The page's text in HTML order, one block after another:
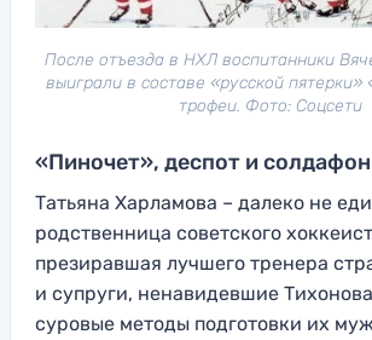
После отъезда в НХЛ воспитанники
выиграли в составе «русской пятерки»
трофеи. Фото: Соцсети
«Пиночет», деспот и солдафон
Татьяна Харламова – далеко не
родственница советского
презиравшая лучшего тренера
и супруги, ненавидевшие
суровые методы подготовки их